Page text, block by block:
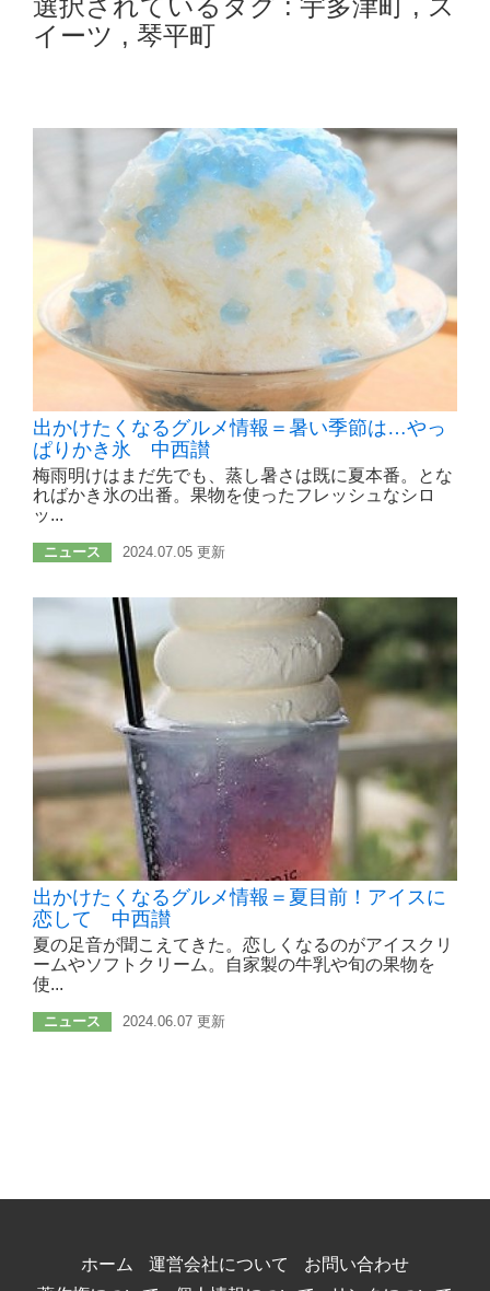
選択されているタグ : 宇多津町 , ス
イーツ , 琴平町
出かけたくなるグルメ情報＝暑い季節は…やっ
ぱりかき氷 中西讃
梅雨明けはまだ先でも、蒸し暑さは既に夏本番。とな
ればかき氷の出番。果物を使ったフレッシュなシロ
ッ...
ニュース 2024.07.05 更新
出かけたくなるグルメ情報＝夏目前！アイスに
恋して 中西讃
夏の足音が聞こえてきた。恋しくなるのがアイスクリ
ームやソフトクリーム。自家製の牛乳や旬の果物を
使...
ニュース 2024.06.07 更新
ホーム 運営会社について
お問い合わせ